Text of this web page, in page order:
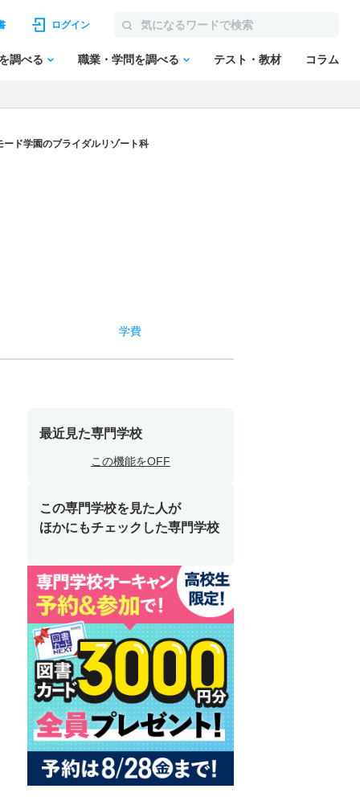
ログイン
調べる 職業・学問を調べる テスト・教材 コラム
ド学園のブライダルリゾート科
学費
最近見た専門学校
この機能をOFF
この専門学校を見た人が
ほかにもチェックした専門学校